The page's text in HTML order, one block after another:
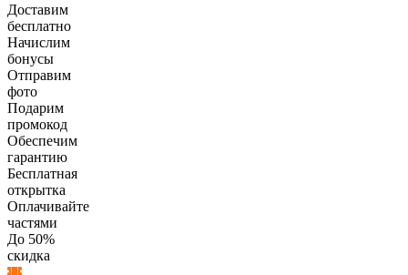
Доставим
бесплатно
Начислим
бонусы
Отправим
фото
Подарим
промокод
Обеспечим
гарантию
Бесплатная
открытка
Оплачивайте
частями
До 50%
скидка